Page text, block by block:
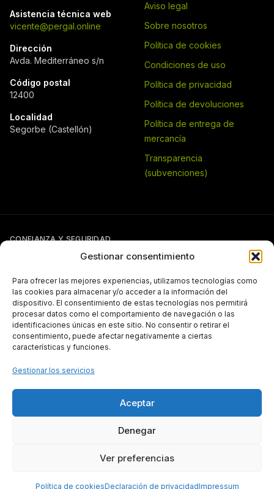
Gestionar consentimiento
Para ofrecer las mejores experiencias, utilizamos tecnologías como
las cookies para almacenar y/o acceder a la información del
dispositivo. El consentimiento de estas tecnologías nos permitirá
procesar datos como el comportamiento de navegación o las
identificaciones únicas en este sitio. No consentir o retirar el
consentimiento, puede afectar negativamente a ciertas
características y funciones.
Gestionar los servicios
Aceptar
Denegar
Ver preferencias
Política de cookiesDeclaración de privacidadImpressum
Asistencia técnica web
vicente@pergal.online
Dirección
Avda. Mediterráneo s/n
Código postal
12400
Localidad
Segorbe (Castellón)
Aviso legal
Sobre nosotros
Política de cookies
Condiciones de uso
Política de privacidad
Política de devoluciones
Política de entrega de
mercancía
Transparencia
(subvenciones)
CONFIANZA Y SEGURIDAD
Si tienes otra forma de pago pactada con Pergal (giro, transferencia,
etc.), puedes seguir usándola con normalidad.
TRANSPARENCIA
by Vicente Simón